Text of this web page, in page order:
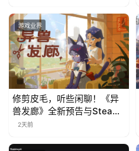
文
(
中
国
)
游戏业界
修剪皮毛，听些闲聊！《异
兽发廊》全新预告与Steam
免费试玩公开
2天前